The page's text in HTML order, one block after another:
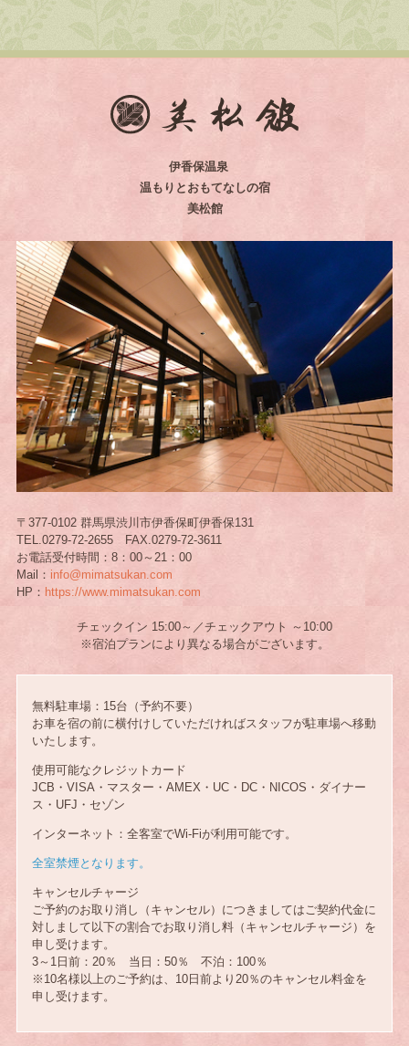
伊香保温泉
温もりとおもてなしの宿
美松館
〒377-0102 群馬県渋川市伊香保町伊香保131
TEL.0279-72-2655 FAX.0279-72-3611
お電話受付時間：8：00～21：00
Mail： info@mimatsukan.com
HP： https://www.mimatsukan.com
チェックイン 15:00～／チェックアウト ～10:00
※宿泊プランにより異なる場合がございます。
無料駐車場：15台（予約不要）
お車を宿の前に横付けしていただければスタッフが駐車場へ移動
いたします。
使用可能なクレジットカード
JCB・VISA・マスター・AMEX・UC・DC・NICOS・ダイナー
ス・UFJ・セゾン
インターネット：全客室でWi-Fiが利用可能です。
全室禁煙となります。
キャンセルチャージ
ご予約のお取り消し（キャンセル）につきましてはご契約代金に
対しまして以下の割合でお取り消し料（キャンセルチャージ）を
申し受けます。
3～1日前：20％ 当日：50％ 不泊：100％
※10名様以上のご予約は、10日前より20％のキャンセル料金を
申し受けます。